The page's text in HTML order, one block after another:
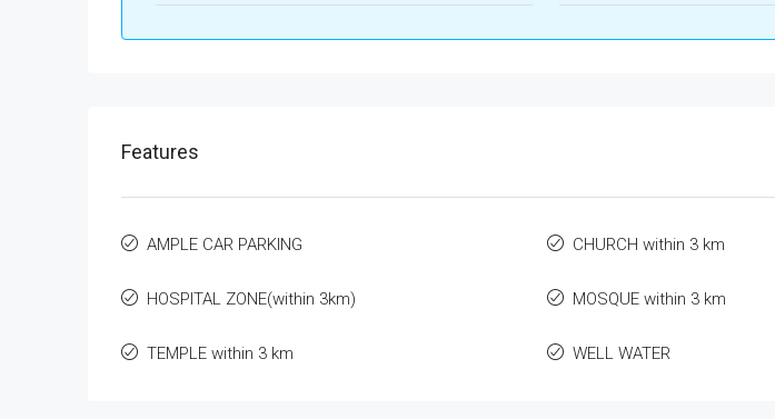
Features
AMPLE CAR PARKING CHURCH within 3 km
HOSPITAL ZONE(within 3km) MOSQUE within 3 km
TEMPLE within 3 km WELL WATER